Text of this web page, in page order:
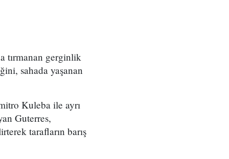
tırmanan gerginlik
sahada yaşanan
Kuleba ile ayrı
Guterres,
tarafların barış